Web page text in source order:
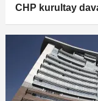
CHP kurultay